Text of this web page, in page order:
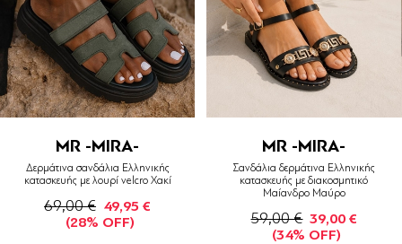
MR -MIRA-
Δερμάτινα σανδάλια Ελληνικής
κατασκευής με λουρί velcro Χακί
69,00 € 49,95 €
(28% OFF)
MR -MIRA-
Σανδάλια δερμάτινα Ελληνικής
κατασκευής με διακοσμητικό
Μαίανδρο Μαύρο
59,00 € 39,00 €
(34% OFF)